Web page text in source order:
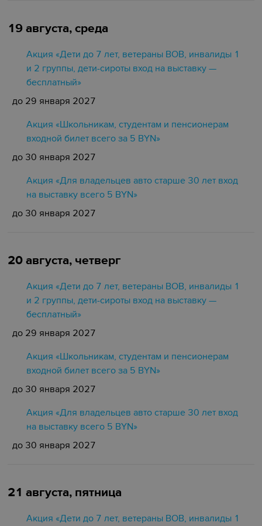
19 августа, среда
Акция «Дети до 7 лет, ветераны ВОВ, инвалиды 1
и 2 группы, дети-сироты вход на выставку —
бесплатный»
до 29 января 2027
Акция «Школьникам, студентам и пенсионерам
входной билет всего за 5 BYN»
до 30 января 2027
Акция «Для владельцев авто старше 30 лет вход
на выставку всего 5 BYN»
до 30 января 2027
20 августа, четверг
Акция «Дети до 7 лет, ветераны ВОВ, инвалиды 1
и 2 группы, дети-сироты вход на выставку —
бесплатный»
до 29 января 2027
Акция «Школьникам, студентам и пенсионерам
входной билет всего за 5 BYN»
до 30 января 2027
Акция «Для владельцев авто старше 30 лет вход
на выставку всего 5 BYN»
до 30 января 2027
21 августа, пятница
Акция «Дети до 7 лет, ветераны ВОВ, инвалиды 1